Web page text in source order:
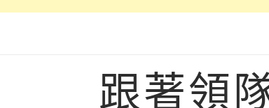
跟著領